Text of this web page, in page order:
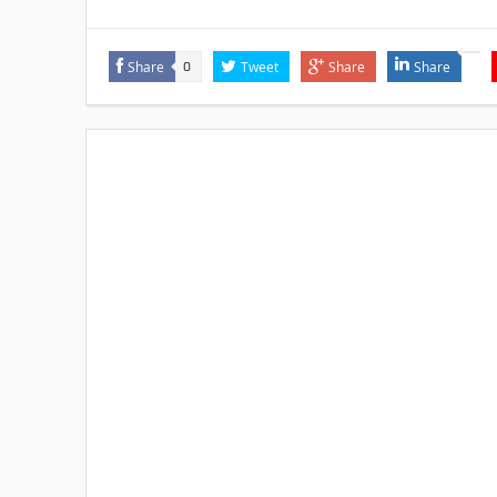
Share 0 Tweet Share Share